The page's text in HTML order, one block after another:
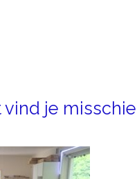
vind je